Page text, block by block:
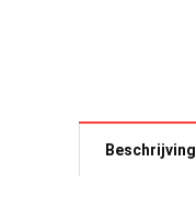
Beschrijving